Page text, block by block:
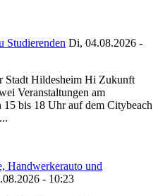
Studierenden Di, 04.08.2026 -
Stadt Hildesheim Hi Zukunft
Veranstaltungen am
bis 18 Uhr auf dem Citybeach
Handwerkerauto und
- 10:23